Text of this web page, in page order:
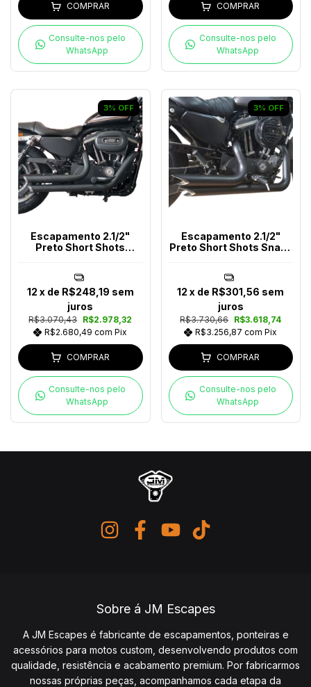
COMPRAR
Consulte-nos pelo
WhatsApp
COMPRAR
Consulte-nos pelo
WhatsApp
3% OFF
Escapamento 2.1/2"
Preto Short Shots
R$3.070,43 R$2.978,32
R$2.680,49com Pix
12 x de R$248,19 sem
juros
COMPRAR
Consulte-nos pelo
WhatsApp
3% OFF
Escapamento 2.1/2"
Preto Short Shots Snake
R$3.730,66 R$3.618,74
R$3.256,87com Pix
12 x de R$301,56 sem
juros
COMPRAR
Consulte-nos pelo
WhatsApp
Sobre á JM Escapes
A JM Escapes é fabricante de escapamentos, ponteiras e
acessórios para motos custom, desenvolvendo produtos com
qualidade, resistência e acabamento premium. Por fabricarmos
nossas próprias peças, acompanhamos cada etapa da